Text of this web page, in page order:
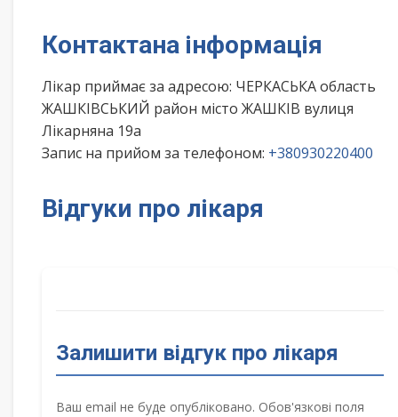
Контактана інформація
Лікар приймає за адресою: ЧЕРКАСЬКА область
ЖАШКІВСЬКИЙ район місто ЖАШКІВ вулиця
Лікарняна 19а
Запис на прийом за телефоном: +380930220400
Відгуки про лікаря
Залишити відгук про лікаря
Ваш email не буде опубліковано. Обов'язкові поля